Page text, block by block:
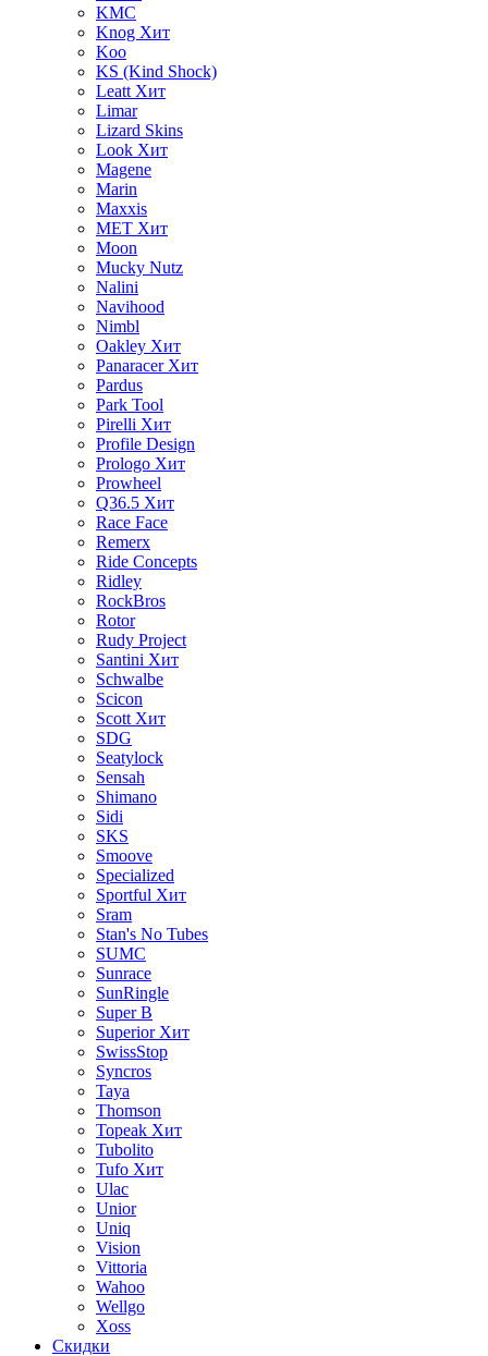
KMC
Knog Хит
Koo
KS (Kind Shock)
Leatt Хит
Limar
Lizard Skins
Look Хит
Magene
Marin
Maxxis
MET Хит
Moon
Mucky Nutz
Nalini
Navihood
Nimbl
Oakley Хит
Panaracer Хит
Pardus
Park Tool
Pirelli Хит
Profile Design
Prologo Хит
Prowheel
Q36.5 Хит
Race Face
Remerx
Ride Concepts
Ridley
RockBros
Rotor
Rudy Project
Santini Хит
Schwalbe
Scicon
Scott Хит
SDG
Seatylock
Sensah
Shimano
Sidi
SKS
Smoove
Specialized
Sportful Хит
Sram
Stan's No Tubes
SUMC
Sunrace
SunRingle
Super B
Superior Хит
SwissStop
Syncros
Taya
Thomson
Topeak Хит
Tubolito
Tufo Хит
Ulac
Unior
Uniq
Vision
Vittoria
Wahoo
Wellgo
Xoss
Скидки